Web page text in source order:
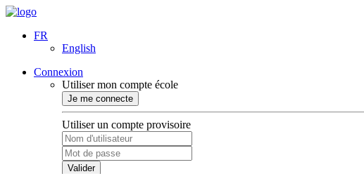
FR
English
Connexion
Utiliser mon compte école
Je me connecte
Utiliser un compte provisoire
Valider